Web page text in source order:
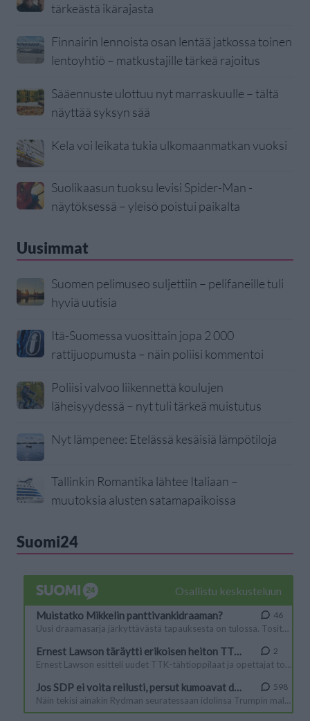
tärkeästä ikärajasta
Finnairin lennoista osan lentää jatkossa toinen
lentoyhtiö – matkustajille tärkeä rajoitus
Sääennuste ulottuu nyt marraskuulle – tältä
näyttää syksyn sää
Kela voi leikata tukia ulkomaanmatkan vuoksi
Suolikaasun tuoksu levisi Spider-Man -
näytöksessä – yleisö poistui paikalta
Uusimmat
Suomen pelimuseo suljettiin – pelifaneille tuli
hyviä uutisia
Itä-Suomessa vuosittain jopa 2 000
rattijuopumusta – näin poliisi kommentoi
Poliisi valvoo liikennettä koulujen
läheisyydessä – nyt tuli tärkeä muistutus
Nyt lämpenee: Etelässä kesäisiä lämpötiloja
Tallinkin Romantika lähtee Italiaan –
muutoksia alusten satamapaikoissa
Suomi24